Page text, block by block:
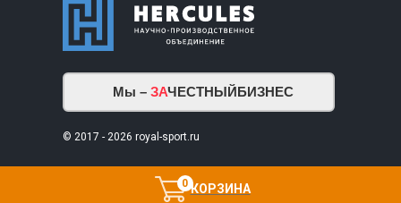
0КОРЗИНА
Мы – ЗАЧЕСТНЫЙБИЗНЕС
© 2017 - 2026 royal-sport.ru